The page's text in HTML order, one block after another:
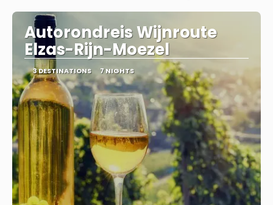
Autorondreis Wijnroute
Elzas-Rijn-Moezel
3 DESTINATIONS 7 NIGHTS